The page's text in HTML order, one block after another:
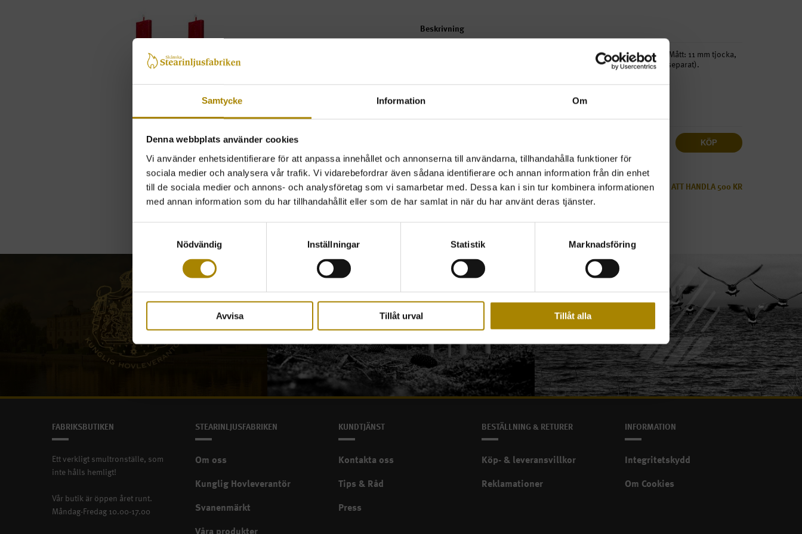
Samtycke Information Om
Denna webbplats använder cookies
Vi använder enhetsidentifierare för att anpassa innehållet och annonserna till användarna, tillhandahålla funktioner för
sociala medier och analysera vår trafik. Vi vidarebefordrar även sådana identifierare och annan information från din enhet
till de sociala medier och annons- och analysföretag som vi samarbetar med. Dessa kan i sin tur kombinera informationen
med annan information som du har tillhandahållit eller som de har samlat in när du har använt deras tjänster.
Nödvändig
Inställningar Statistik Marknadsföring
Avvisa Tillåt urval Tillåt alla
Beskrivning
Helt genomfärgade, Röd av 100% stearin. Brinntiden är ca 12 timmar. Mått: 11 mm tjocka,
45 mm breda, 350 mm långa. Passar vår ljusstake art.nr C2302 (säljs separat).
Beställ
KÖP
TILLBAKA
LÄGSTA BELOPP FÖR ATT HANDLA 500 KR
ALLTID FRI FRAKT.
En krönt affärsrelation Svanenmärkt
FABRIKSBUTIKEN
Ett verkligt smultronställe, som
inte hålls hemligt!
Vår butik är öppen året runt.
Måndag-Fredag 10.00-17.00
STEARINLJUSFABRIKEN
Om oss
Kunglig Hovleverantör
Svanenmärkt
Våra produkter
KUNDTJÄNST
Kontakta oss
Tips & Råd
Press
BESTÄLLNING & RETURER
Köp- & leveransvillkor
Reklamationer
INFORMATION
Integritetskydd
Om Cookies